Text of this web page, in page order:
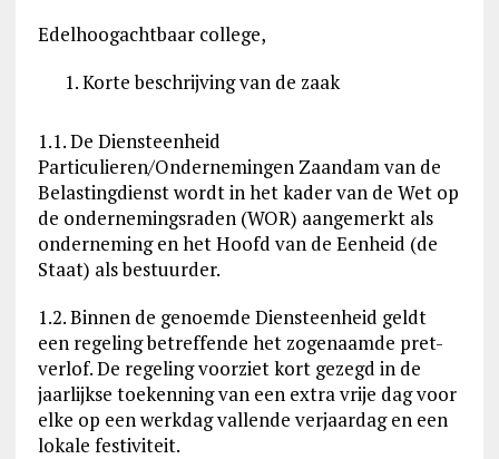
Edelhoogachtbaar college,
Korte beschrijving van de zaak
1.1. De Diensteenheid
Particulieren/Ondernemingen Zaandam van de
Belastingdienst wordt in het kader van de Wet op
de ondernemingsraden (WOR) aangemerkt als
onderneming en het Hoofd van de Eenheid (de
Staat) als bestuurder.
1.2. Binnen de genoemde Diensteenheid geldt
een regeling betreffende het zogenaamde pret-
verlof. De regeling voorziet kort gezegd in de
jaarlijkse toekenning van een extra vrije dag voor
elke op een werkdag vallende verjaardag en een
lokale festiviteit.